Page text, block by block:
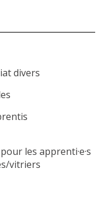
divers
les apprenti·e·s
vitriers